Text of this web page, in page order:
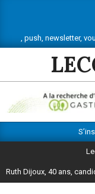
content
vous saurez
Navigation
Ruth Dijoux, 40 ans,